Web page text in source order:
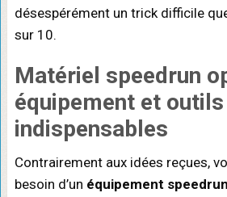
désespérément un trick difficile
sur 10.
Matériel speedrun
équipement et outils
indispensables
Contrairement aux idées reçues,
besoin d’un équipement speedrun